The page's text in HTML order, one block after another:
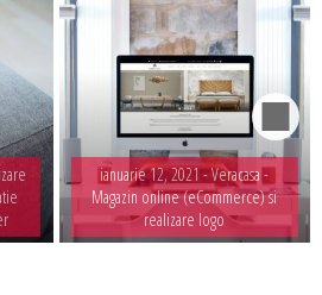
ianuarie 12, 2021 -Veracasa -
Magazin online (eCommerce) si
realizare logo